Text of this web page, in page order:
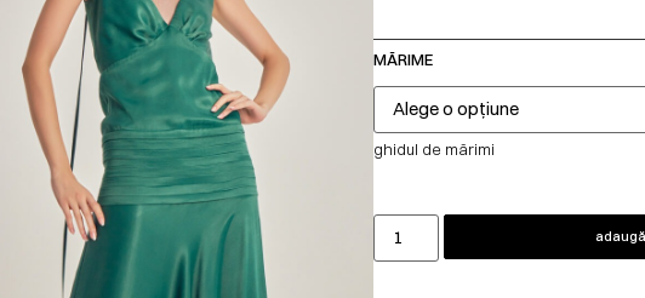
MĂRIME
ghidul de mărimi